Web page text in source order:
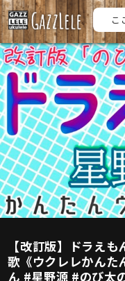
【改訂版】ドラえ
歌《ウクレレかんた
ん #星野源 #のび太